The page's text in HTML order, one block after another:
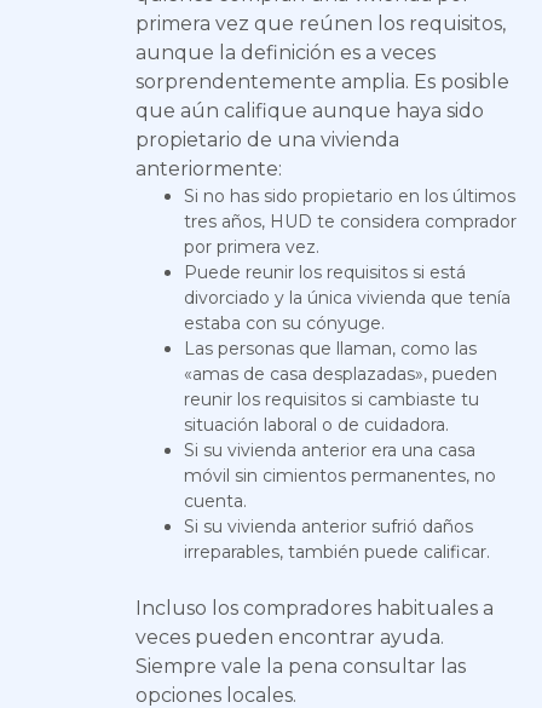
primera vez que reúnen los requisitos,
aunque la definición es a veces
sorprendentemente amplia. Es posible
que aún califique aunque haya sido
propietario de una vivienda
anteriormente:
Si no has sido propietario en los últimos
tres años, HUD te considera comprador
por primera vez.
Puede reunir los requisitos si está
divorciado y la única vivienda que tenía
estaba con su cónyuge.
Las personas que llaman, como las
«amas de casa desplazadas», pueden
reunir los requisitos si cambiaste tu
situación laboral o de cuidadora.
Si su vivienda anterior era una casa
móvil sin cimientos permanentes, no
cuenta.
Si su vivienda anterior sufrió daños
irreparables, también puede calificar.
Incluso los compradores habituales a
veces pueden encontrar ayuda.
Siempre vale la pena consultar las
opciones locales.